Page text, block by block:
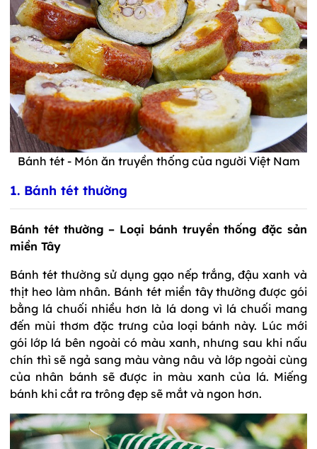
Bánh tét - Món ăn truyền thống của người Việt Nam
1. Bánh tét thường
Bánh tét thường – Loại bánh truyền thống đặc sản
miền Tây
Bánh tét thường sử dụng gạo nếp trắng, đậu xanh và
thịt heo làm nhân. Bánh tét miền tây thường được gói
bằng lá chuối nhiều hơn là lá dong vì lá chuối mang
đến mùi thơm đặc trưng của loại bánh này. Lúc mới
gói lớp lá bên ngoài có màu xanh, nhưng sau khi nấu
chín thì sẽ ngả sang màu vàng nâu và lớp ngoài cùng
của nhân bánh sẽ được in màu xanh của lá. Miếng
bánh khi cắt ra trông đẹp sẽ mắt và ngon hơn.